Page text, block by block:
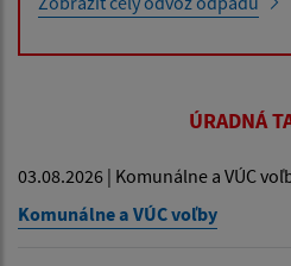
ÚRADNÁ
03.08.2026 | Komunálne a VÚC
Komunálne a VÚC voľby